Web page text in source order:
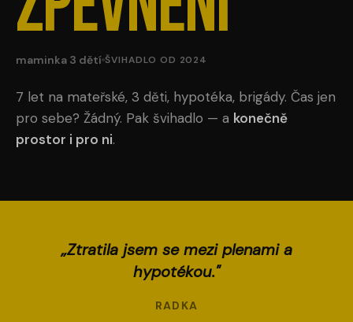
Challenge
maminka 3 dětí ŠVIHADLO OD 2024
7 let na mateřské, 3 děti, hypotéka, brigády. Čas jen
pro sebe? Žádný. Pak švihadlo — a konečně
prostor i pro ni.
„Ztratila jsem se mezi plenami a
hypotékou."
RADKA